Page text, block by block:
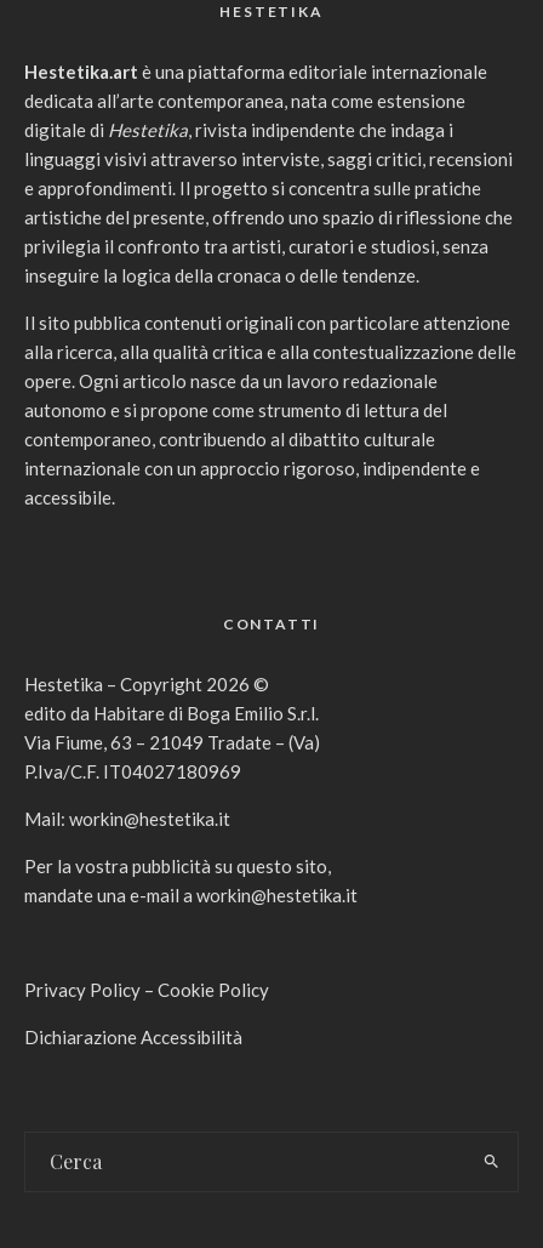
HESTETIKA
Hestetika.art è una piattaforma editoriale internazionale
dedicata all’arte contemporanea, nata come estensione
digitale di Hestetika, rivista indipendente che indaga i
linguaggi visivi attraverso interviste, saggi critici, recensioni
e approfondimenti. Il progetto si concentra sulle pratiche
artistiche del presente, offrendo uno spazio di riflessione che
privilegia il confronto tra artisti, curatori e studiosi, senza
inseguire la logica della cronaca o delle tendenze.
Il sito pubblica contenuti originali con particolare attenzione
alla ricerca, alla qualità critica e alla contestualizzazione delle
opere. Ogni articolo nasce da un lavoro redazionale
autonomo e si propone come strumento di lettura del
contemporaneo, contribuendo al dibattito culturale
internazionale con un approccio rigoroso, indipendente e
accessibile.
CONTATTI
Hestetika – Copyright 2026 ©
edito da Habitare di Boga Emilio S.r.l.
Via Fiume, 63 – 21049 Tradate – (Va)
P.Iva/C.F. IT04027180969
Mail: workin@hestetika.it
Per la vostra pubblicità su questo sito,
mandate una e-mail a workin@hestetika.it
Privacy Policy – Cookie Policy
Dichiarazione Accessibilità